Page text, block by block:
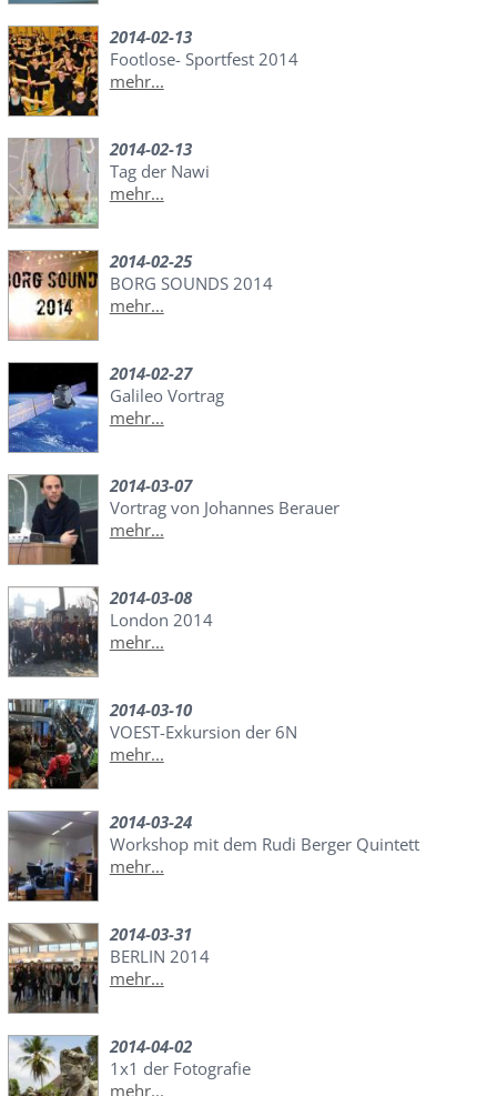
2014-02-13
Footlose- Sportfest 2014
mehr...
2014-02-13
Tag der Nawi
mehr...
2014-02-25
BORG SOUNDS 2014
mehr...
2014-02-27
Galileo Vortrag
mehr...
2014-03-07
Vortrag von Johannes Berauer
mehr...
2014-03-08
London 2014
mehr...
2014-03-10
VOEST-Exkursion der 6N
mehr...
2014-03-24
Workshop mit dem Rudi Berger Quintett
mehr...
2014-03-31
BERLIN 2014
mehr...
2014-04-02
1x1 der Fotografie
mehr...